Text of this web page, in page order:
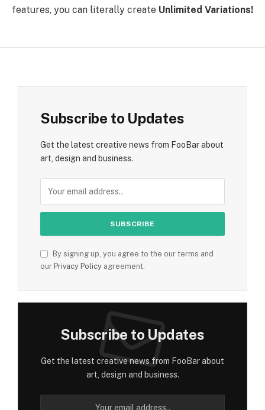
features, you can literally create Unlimited Variations!
Subscribe to Updates
Get the latest creative news from FooBar about
art, design and business.
By signing up, you agree to the our terms and
our Privacy Policy agreement.
Subscribe to Updates
Get the latest creative news from FooBar about
art, design and business.